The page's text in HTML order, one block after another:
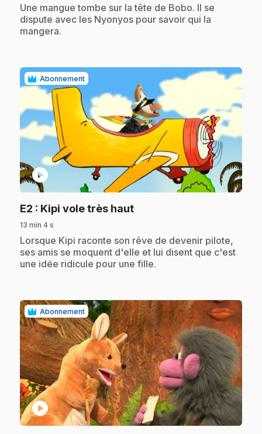
.Une mangue tombe sur la tête de Bobo. Il se
dispute avec les Nyonyos pour savoir qui la
mangera.
Abonnement
play_circle
E2 : Kipi vole très haut.
13 min 4 s
.Lorsque Kipi raconte son rêve de devenir pilote,
ses amis se moquent d'elle et lui disent que c'est
une idée ridicule pour une fille.
Abonnement
play_circle